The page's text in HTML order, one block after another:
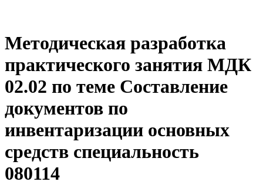
Методическая разработка
практического занятия МДК
02.02 по теме Составление
документов по
инвентаризации основных
средств специальность
080114